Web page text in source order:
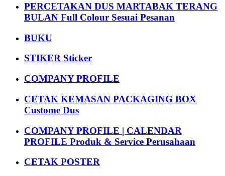
PERCETAKAN DUS MARTABAK TERANG
BULAN Full Colour Sesuai Pesanan
BUKU
STIKER Sticker
COMPANY PROFILE
CETAK KEMASAN PACKAGING BOX
Custome Dus
COMPANY PROFILE | CALENDAR
PROFILE Produk & Service Perusahaan
CETAK POSTER